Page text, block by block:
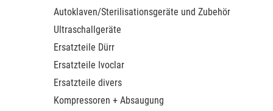
Autoklaven/Sterilisationsgeräte und Zubehör
Ultraschallgeräte
Ersatzteile Dürr
Ersatzteile Ivoclar
Ersatzteile divers
Kompressoren + Absaugung